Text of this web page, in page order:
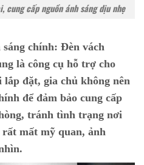
cung cấp nguồn ánh sáng dịu nhẹ
chính: Đèn vách
là công cụ hỗ trợ cho
lắp đặt, gia chủ không nên
để đảm bảo cung cấp
tránh tình trạng nơi
mất mỹ quan, ảnh